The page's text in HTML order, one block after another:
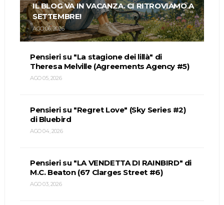
IL BLOG VA IN VACANZA. CI RITROVIAMO A
SETTEMBRE!
AGO 06, 2026
Pensieri su "La stagione dei lillà" di
Theresa Melville (Agreements Agency #5)
AGO 05, 2026
Pensieri su "Regret Love" (Sky Series #2)
di Bluebird
AGO 04, 2026
Pensieri su "LA VENDETTA DI RAINBIRD" di
M.C. Beaton (67 Clarges Street #6)
AGO 03, 2026